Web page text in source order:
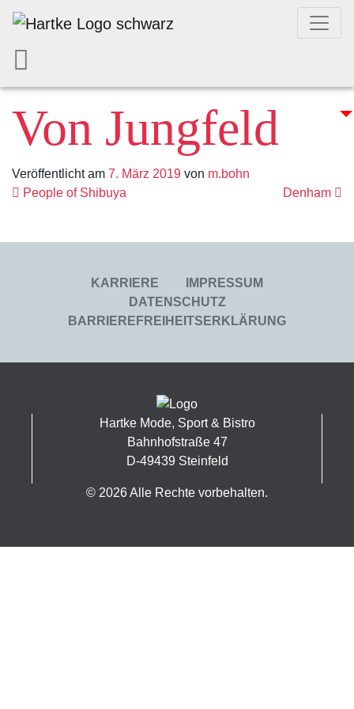
Von Jungfeld
Veröffentlicht am 7. März 2019 von m.bohn
Beitrags-
People of Shibuya Denham
KARRIERE
IMPRESSUM
DATENSCHUTZ
BARRIEREFREIHEITSERKLÄRUNG
Hartke Mode, Sport & Bistro
Bahnhofstraße 47
D-49439 Steinfeld
© 2026 Alle Rechte vorbehalten.